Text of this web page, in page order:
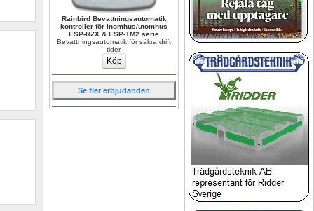
Rainbird Bevattningsautomatik
kontroller för inomhus/utomhus
ESP-RZX & ESP-TM2 serie
Bevattningsautomatik för säkra drift
tider.
Se fler erbjudanden